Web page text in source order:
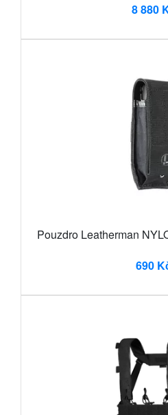
8 880
Pouzdro Leatherman
690